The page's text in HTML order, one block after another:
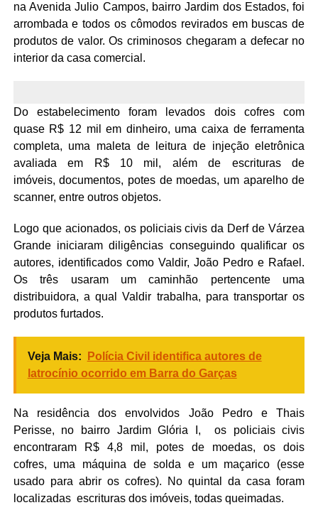
na Avenida Julio Campos, bairro Jardim dos Estados, foi
arrombada e todos os cômodos revirados em buscas de
produtos de valor. Os criminosos chegaram a defecar no
interior da casa comercial.
Do estabelecimento foram levados dois cofres com
quase R$ 12 mil em dinheiro, uma caixa de ferramenta
completa, uma maleta de leitura de injeção eletrônica
avaliada em R$ 10 mil, além de escrituras de
imóveis, documentos, potes de moedas, um aparelho de
scanner, entre outros objetos.
Logo que acionados, os policiais civis da Derf de Várzea
Grande iniciaram diligências conseguindo qualificar os
autores, identificados como Valdir, João Pedro e Rafael.
Os três usaram um caminhão pertencente uma
distribuidora, a qual Valdir trabalha, para transportar os
produtos furtados.
Veja Mais:
Polícia Civil identifica autores de
latrocínio ocorrido em Barra do Garças
Na residência dos envolvidos João Pedro e Thais
Perisse, no bairro Jardim Glória I, os policiais civis
encontraram R$ 4,8 mil, potes de moedas, os dois
cofres, uma máquina de solda e um maçarico (esse
usado para abrir os cofres). No quintal da casa foram
localizadas escrituras dos imóveis, todas queimadas.